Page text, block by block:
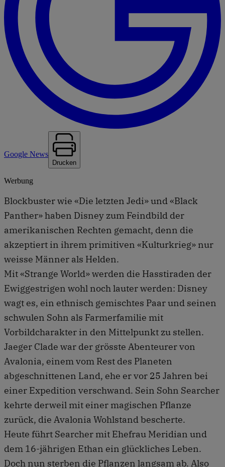
Google News
Drucken
Werbung
Blockbuster wie «Die letzten Jedi» und «Black
Panther» haben Disney zum Feindbild der
amerikanischen Rechten gemacht, denn die
akzeptiert in ihrem primitiven «Kulturkrieg» nur
weisse Männer als Helden.
Mit «Strange World» werden die Hasstiraden der
Ewiggestrigen wohl noch lauter werden: Disney
wagt es, ein ethnisch gemischtes Paar und seinen
schwulen Sohn als Farmerfamilie mit
Vorbildcharakter in den Mittelpunkt zu stellen.
Jaeger Clade war der grösste Abenteurer von
Avalonia, einem vom Rest des Planeten
abgeschnittenen Land, ehe er vor 25 Jahren bei
einer Expedition verschwand. Sein Sohn Searcher
kehrte derweil mit einer magischen Pflanze
zurück, die Avalonia Wohlstand bescherte.
Heute führt Searcher mit Ehefrau Meridian und
dem 16-jährigen Ethan ein glückliches Leben.
Doch nun sterben die Pflanzen langsam ab. Also